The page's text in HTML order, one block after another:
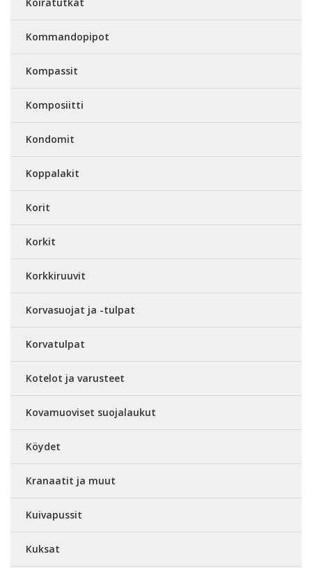
Kommandopipot
Kompassit
Komposiitti
Kondomit
Koppalakit
Korit
Korkit
Korkkiruuvit
Korvasuojat ja -tulpat
Korvatulpat
Kotelot ja varusteet
Kovamuoviset suojalaukut
Köydet
Kranaatit ja muut
Kuivapussit
Kuksat